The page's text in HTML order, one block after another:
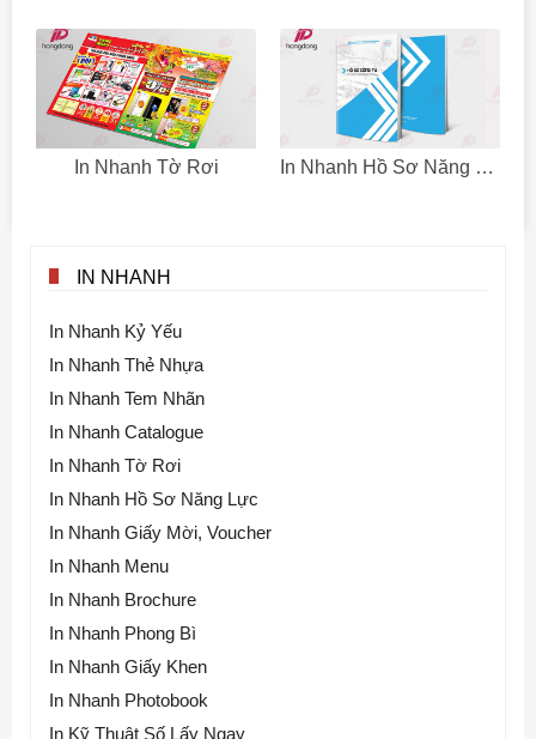
In Nhanh Tờ Rơi In Nhanh Hồ Sơ Năng Lực
IN NHANH
In Nhanh Kỷ Yếu
In Nhanh Thẻ Nhựa
In Nhanh Tem Nhãn
In Nhanh Catalogue
In Nhanh Tờ Rơi
In Nhanh Hồ Sơ Năng Lực
In Nhanh Giấy Mời, Voucher
In Nhanh Menu
In Nhanh Brochure
In Nhanh Phong Bì
In Nhanh Giấy Khen
In Nhanh Photobook
In Kỹ Thuật Số Lấy Ngay